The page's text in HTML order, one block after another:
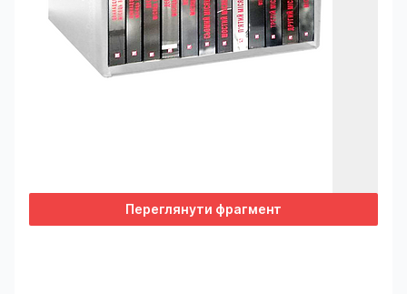
Переглянути фрагмент